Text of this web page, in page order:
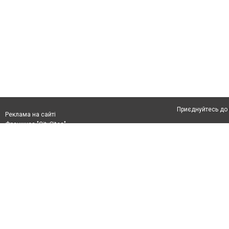
Реклама на сайті
Франшиза "CitySites"
Приєднуйтесь до